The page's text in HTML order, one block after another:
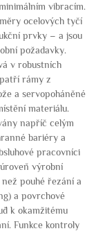
vibracím.
ocelových tyčí
prvky – a jsou
požadavky.
v robustních
rámy z
a servopoháněné
materiálu.
napříč celým
bariéry a
pracovníci
výrobní
pouhé řezání a
a povrchové
k okamžitému
Funkce kontroly